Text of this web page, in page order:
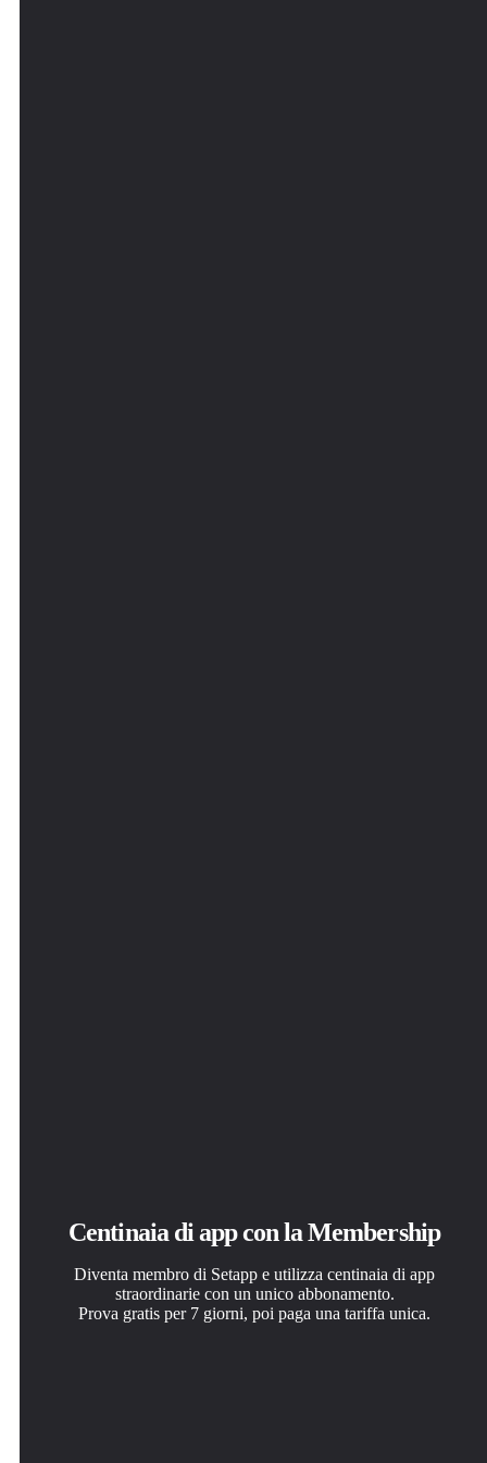
Centinaia di app con la Membership
Diventa membro di Setapp e utilizza centinaia di app
straordinarie con un unico abbonamento.
Prova gratis per 7 giorni, poi paga una tariffa unica.